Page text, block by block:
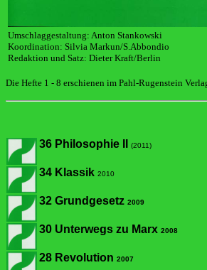
Umschlaggestaltung: Anton Stankowski
Koordination: Silvia Markun/S.Abbondio
Redaktion und Satz: Dieter Kraft/Berlin
Die Hefte 1 - 8 erschienen im Pahl-Rugenstein
36 Philosophie II (2011)
34 Klassik 2010
32 Grundgesetz 2009
30 Unterwegs zu Marx 2008
28 Revolution 2007